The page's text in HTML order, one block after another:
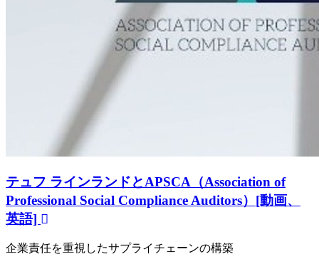
テュフ ラインランドとAPSCA（Association of
Professional Social Compliance Auditors）[動画、
英語]
企業責任を重視したサプライチェーンの構築